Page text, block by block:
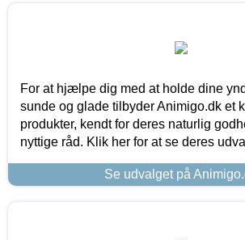
For at hjælpe dig med at holde dine
sunde og glade tilbyder Animigo.dk et
produkter, kendt for deres naturlig
nyttige råd. Klik her for at se deres
Se udvalget på